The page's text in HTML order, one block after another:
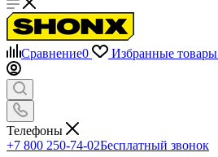
Сравнение0 Избранные товары
Телефоны
+7 800 250-74-02Бесплатный звонок